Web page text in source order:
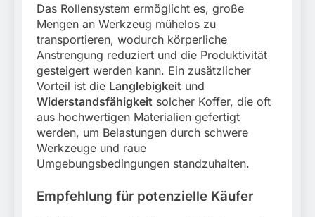
Das Rollensystem ermöglicht es, große
Mengen an Werkzeug mühelos zu
transportieren, wodurch körperliche
Anstrengung reduziert und die Produktivität
gesteigert werden kann. Ein zusätzlicher
Vorteil ist die Langlebigkeit und
Widerstandsfähigkeit solcher Koffer, die oft
aus hochwertigen Materialien gefertigt
werden, um Belastungen durch schwere
Werkzeuge und raue
Umgebungsbedingungen standzuhalten.
Empfehlung für potenzielle Käufer